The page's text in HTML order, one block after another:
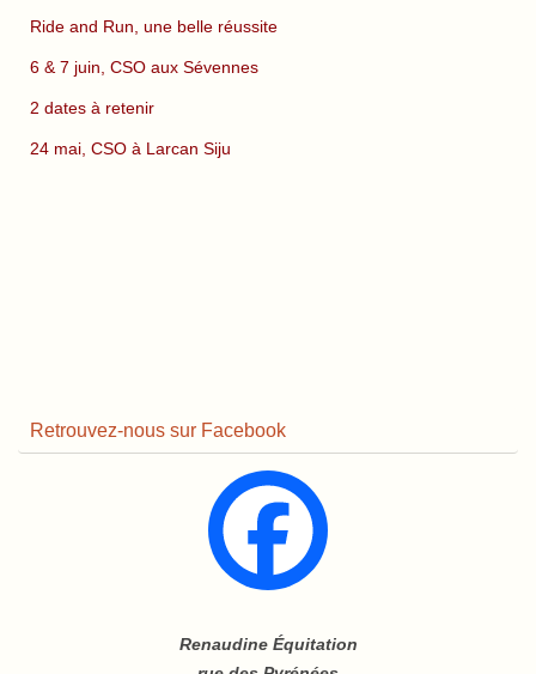
Ride and Run, une belle réussite
6 & 7 juin, CSO aux Sévennes
2 dates à retenir
24 mai, CSO à Larcan Siju
Retrouvez-nous sur Facebook
Renaudine Équitation